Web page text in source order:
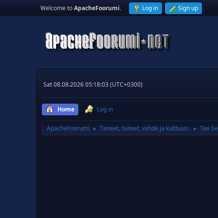
Welcome toApacheFoorumi. Log in Sign up
Sat 08.08.2026 05:18:03 (UTC+0300)
Home Log in
ApacheFoorumi ► Tieteet, taiteet, viihde ja kulttuuri. ► Tee